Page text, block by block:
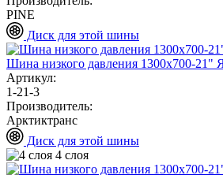
PINE
Диск для этой шины
Шина низкого давления 1300х700-21"
Артикул:
1-21-3
Производитель:
Арктиктранс
Диск для этой шины
4 слоя